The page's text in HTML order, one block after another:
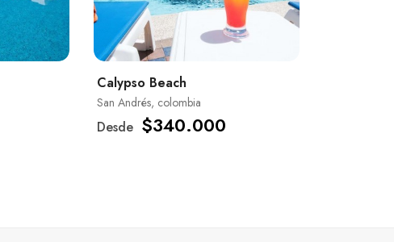
Calypso Beach
San Andrés, colombia
Desde $340.000